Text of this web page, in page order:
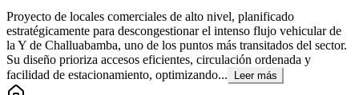
Proyecto de locales comerciales de alto nivel, planificado
estratégicamente para descongestionar el intenso flujo vehicular de
la Y de Challuabamba, uno de los puntos más transitados del sector.
Su diseño prioriza accesos eficientes, circulación ordenada y
facilidad de estacionamiento, optimizando...
Leer más